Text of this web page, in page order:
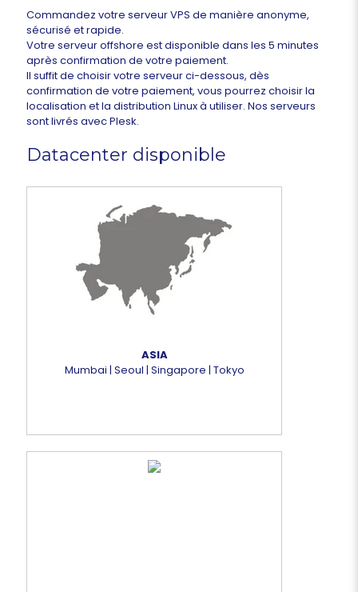
Commandez votre serveur VPS de manière anonyme,
sécurisé et rapide.
Votre serveur offshore est disponible dans les 5 minutes
après confirmation de votre paiement.
Il suffit de choisir votre serveur ci-dessous, dès
confirmation de votre paiement, vous pourrez choisir la
localisation et la distribution Linux à utiliser. Nos serveurs
sont livrés avec Plesk.
Datacenter disponible
ASIA
Mumbai | Seoul | Singapore | Tokyo